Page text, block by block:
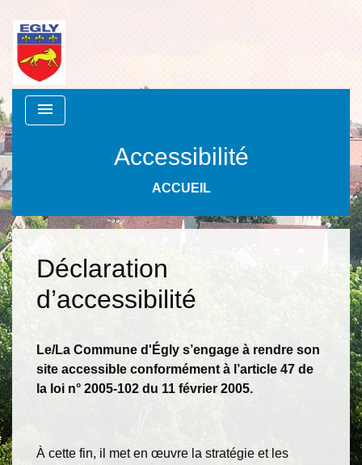
menu
Accessibilité
ACCUEIL
Déclaration
d’accessibilité
Le/La Commune d'Égly s’engage à rendre son
site accessible conformément à l’article 47 de
la loi n° 2005-102 du 11 février 2005.
À cette fin, il met en œuvre la stratégie et les